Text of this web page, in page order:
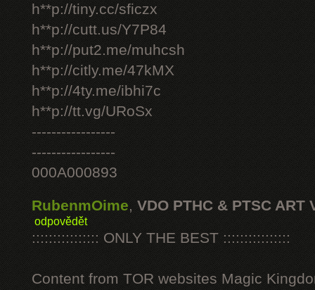
h**p://tiny.cc/sficzx
h**p://cutt.us/Y7P84
h**p://put2.me/muhcsh
h**p://citly.me/47kMX
h**p://4ty.me/ibhi7c
h**p://tt.vg/URoSx
-----------------
-----------------
000A000893
RubenmOime, VDO PTHC & PTSC ART
odpovědět
:::::::::::::::: ONLY THE BEST ::::::::::::::::
Content from TOR websites Magic